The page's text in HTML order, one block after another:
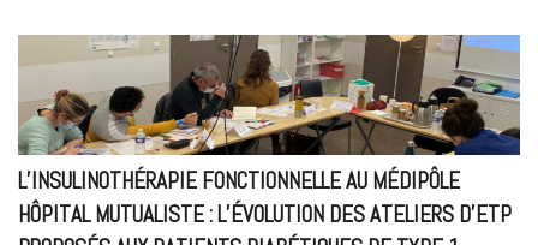
de
la
prostate
assistée
par
robot
Da
Vinci
L’INSULINOTHÉRAPIE FONCTIONNELLE AU MÉDIPÔLE
HÔPITAL MUTUALISTE : L’ÉVOLUTION DES ATELIERS D’ETP